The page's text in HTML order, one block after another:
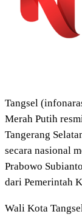
Tangsel
Merah Putih
Tangerang
secara nasional
Prabowo
dari Pemerintah
Wali Kota